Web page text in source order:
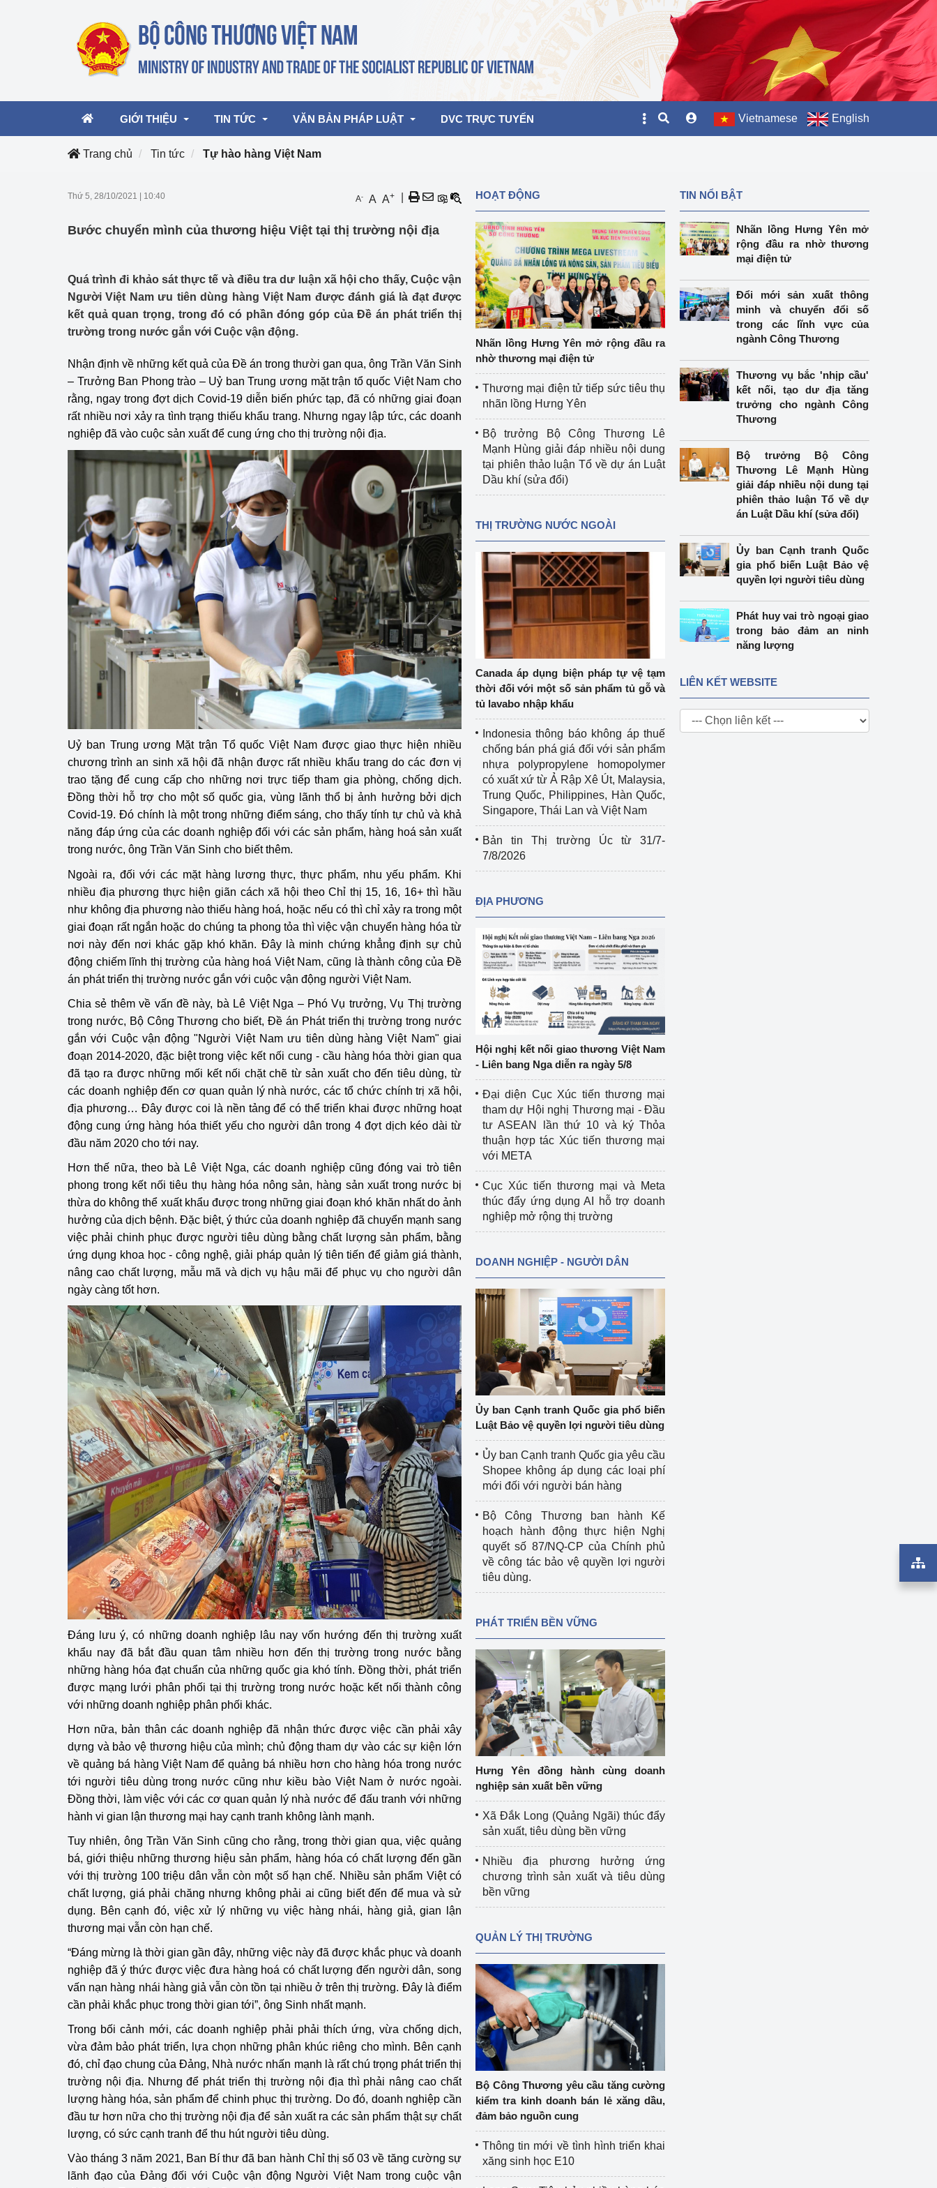
GIỚI THIỆU TIN TỨC
Hoạt động của Lãnh đạo Bộ
mại, Dịch vụ Việt Nam 2026
Hoạt động của Bộ trưởng
Công Thương - Công luận
Họp báo
Điểm báo
Lịch sử phát triển
Bản tin Thị trường Nông Lâm Thủy sản
Phát triển nguồn nhân lực
Phát triển bền vững
Tổ chức kiểm định
Tổ chức kiểm định kỹ thuật an toàn lao
động thuộc thẩm quyền quản lý của
Bộ Công Thương
Tổ chức được cấp GCN đăng ký, hoạt
động kiểm định thiết bị, dụng cụ điện
làm việc ở môi trường không có nguy
hiểm khí, bụi nổ
Cơ sở sản xuất, sửa chữa chai chứa
LPG
Tổ chức huấn luyện, bồi dưỡng
nghiệp vụ kiểm định kỹ thuật an toàn
lao động
Văn hóa ngành Công Thương
Tái cơ cấu ngành Công Thương
Quản lý thị trường
Sử dụng năng lượng tiết kiệm và
hiệu quả
Hiệu quả năng lượng
Khoa học, công nghệ và đổi mới sáng
tạo
Thông báo
Bảo vệ môi trường Video bảo vệ môi trường
Album ảnh bảo vệ môi trường
Văn bản về môi trường
Đọc báo giúp bạn
Bảo vệ nền tảng tư tưởng của Đảng
Doanh nghiệp - Người dân
Xúc tiến thương mại Khu vực miền Bắc
Khu vực miền Nam
Thị trường châu Á – châu Phi
Thị trường châu Âu – châu Mỹ
Thị trường trong nước
Ngành Công Thương đưa nghị quyết
Đại hội XIV của Đảng vào cuộc sống
Phát triển công nghiệpCông nghiệp nền tảng
Chính sách
Sản xuất công nghiệp
Phát triển năng lượng
VĂN BẢN PHÁP LUẬT DVC TRỰC TUYẾN Vietnamese English
Trang chủ Tin tức Tự hào hàng Việt Nam
Thứ 5, 28/10/2021 10:40 A- A A+
Bước chuyển mình của thương hiệu Việt tại thị trường nội địa
Quá trình đi khảo sát thực tế và điều tra dư luận xã hội cho thấy, Cuộc vận
Người Việt Nam ưu tiên dùng hàng Việt Nam được đánh giá là đạt được
kết quả quan trọng, trong đó có phần đóng góp của Đề án phát triển thị
trường trong nước gắn với Cuộc vận động.
Nhận định về những kết quả của Đề án trong thười gan qua, ông Trần Văn Sinh
– Trưởng Ban Phong trào – Uỷ ban Trung ương mặt trận tổ quốc Việt Nam cho
rằng, ngay trong đợt dịch Covid-19 diễn biến phức tạp, đã có những giai đoạn
rất nhiều nơi xảy ra tình trạng thiếu khẩu trang. Nhưng ngay lập tức, các doanh
nghiệp đã vào cuộc sản xuất để cung ứng cho thị trường nội địa.
Uỷ ban Trung ương Mặt trận Tổ quốc Việt Nam được giao thực hiện nhiều
chương trình an sinh xã hội đã nhận được rất nhiều khẩu trang do các đơn vị
trao tặng để cung cấp cho những nơi trực tiếp tham gia phòng, chống dịch.
Đồng thời hỗ trợ cho một số quốc gia, vùng lãnh thổ bị ảnh hưởng bởi dịch
Covid-19. Đó chính là một trong những điểm sáng, cho thấy tính tự chủ và khả
năng đáp ứng của các doanh nghiệp đối với các sản phẩm, hàng hoá sản xuất
trong nước, ông Trần Văn Sinh cho biết thêm.
Ngoài ra, đối với các mặt hàng lương thực, thực phẩm, nhu yếu phẩm. Khi
nhiều địa phương thực hiện giãn cách xã hội theo Chỉ thị 15, 16, 16+ thì hầu
như không địa phương nào thiếu hàng hoá, hoặc nếu có thì chỉ xảy ra trong một
giai đoạn rất ngắn hoặc do chúng ta phong tỏa thì việc vận chuyển hàng hóa từ
nơi này đến nơi khác gặp khó khăn. Đây là minh chứng khẳng định sự chủ
động chiếm lĩnh thị trường của hàng hoá Việt Nam, cũng là thành công của Đề
án phát triển thị trường nước gắn với cuộc vận động người Việt Nam.
Chia sẻ thêm về vấn đề này, bà Lê Việt Nga – Phó Vụ trưởng, Vụ Thị trường
trong nước, Bộ Công Thương cho biết, Đề án Phát triển thị trường trong nước
gắn với Cuộc vận động "Người Việt Nam ưu tiên dùng hàng Việt Nam" giai
đoạn 2014-2020, đặc biệt trong việc kết nối cung - cầu hàng hóa thời gian qua
đã tạo ra được những mối kết nối chặt chẽ từ sản xuất cho đến tiêu dùng, từ
các doanh nghiệp đến cơ quan quản lý nhà nước, các tổ chức chính trị xã hội,
địa phương… Đây được coi là nền tảng để có thể triển khai được những hoạt
động cung ứng hàng hóa thiết yếu cho người dân trong 4 đợt dịch kéo dài từ
đầu năm 2020 cho tới nay.
Hơn thế nữa, theo bà Lê Việt Nga, các doanh nghiệp cũng đóng vai trò tiên
phong trong kết nối tiêu thụ hàng hóa nông sản, hàng sản xuất trong nước bị
thừa do không thể xuất khẩu được trong những giai đoạn khó khăn nhất do ảnh
hưởng của dịch bệnh. Đặc biệt, ý thức của doanh nghiệp đã chuyển mạnh sang
việc phải chinh phục được người tiêu dùng bằng chất lượng sản phẩm, bằng
ứng dụng khoa học - công nghệ, giải pháp quản lý tiên tiến để giảm giá thành,
nâng cao chất lượng, mẫu mã và dịch vụ hậu mãi để phục vụ cho người dân
ngày càng tốt hơn.
Đáng lưu ý, có những doanh nghiệp lâu nay vốn hướng đến thị trường xuất
khẩu nay đã bắt đầu quan tâm nhiều hơn đến thị trường trong nước bằng
những hàng hóa đạt chuẩn của những quốc gia khó tính. Đồng thời, phát triển
được mạng lưới phân phối tại thị trường trong nước hoặc kết nối thành công
với những doanh nghiệp phân phối khác.
Hơn nữa, bản thân các doanh nghiệp đã nhận thức được việc cần phải xây
dựng và bảo vệ thương hiệu của mình; chủ động tham dự vào các sự kiện lớn
về quảng bá hàng Việt Nam để quảng bá nhiều hơn cho hàng hóa trong nước
tới người tiêu dùng trong nước cũng như kiều bào Việt Nam ở nước ngoài.
Đồng thời, làm việc với các cơ quan quản lý nhà nước để đấu tranh với những
hành vi gian lận thương mại hay cạnh tranh không lành mạnh.
Tuy nhiên, ông Trần Văn Sinh cũng cho rằng, trong thời gian qua, việc quảng
bá, giới thiệu những thương hiệu sản phẩm, hàng hóa có chất lượng đến gần
với thị trường 100 triệu dân vẫn còn một số hạn chế. Nhiều sản phẩm Việt có
chất lượng, giá phải chăng nhưng không phải ai cũng biết đến để mua và sử
dụng. Bên cạnh đó, việc xử lý những vụ việc hàng nhái, hàng giả, gian lận
thương mại vẫn còn hạn chế.
“Đáng mừng là thời gian gần đây, những việc này đã được khắc phục và doanh
nghiệp đã ý thức được việc đưa hàng hoá có chất lượng đến người dân, song
vấn nạn hàng nhái hàng giả vẫn còn tồn tại nhiều ở trên thị trường. Đây là điểm
cần phải khắc phục trong thời gian tới”, ông Sinh nhất mạnh.
Trong bối cảnh mới, các doanh nghiệp phải phải thích ứng, vừa chống dịch,
vừa đảm bảo phát triển, lựa chọn những phân khúc riêng cho mình. Bên cạnh
đó, chỉ đạo chung của Đảng, Nhà nước nhấn mạnh là rất chú trọng phát triển thị
trường nội địa. Nhưng để phát triển thị trường nội địa thì phải nâng cao chất
lượng hàng hóa, sản phẩm để chinh phục thị trường. Do đó, doanh nghiệp cần
đầu tư hơn nữa cho thị trường nội địa để sản xuất ra các sản phẩm thật sự chất
lượng, có sức cạnh tranh để thu hút người tiêu dùng.
Vào tháng 3 năm 2021, Ban Bí thư đã ban hành Chỉ thị số 03 về tăng cường sự
lãnh đạo của Đảng đối với Cuộc vận động Người Việt Nam trong cuộc vận
HOẠT ĐỘNG
Nhãn lồng Hưng Yên mở rộng đầu ra
nhờ thương mại điện tử
Thương mại điện tử tiếp sức tiêu thụ
nhãn lồng Hưng Yên
Bộ trưởng Bộ Công Thương Lê
Mạnh Hùng giải đáp nhiều nội dung
tại phiên thảo luận Tổ về dự án Luật
Dầu khí (sửa đổi)
THỊ TRƯỜNG NƯỚC NGOÀI
Canada áp dụng biện pháp tự vệ tạm
thời đối với một số sản phẩm tủ gỗ và
tủ lavabo nhập khẩu
Indonesia thông báo không áp thuế
chống bán phá giá đối với sản phẩm
nhựa polypropylene homopolymer
có xuất xứ từ Ả Rập Xê Út, Malaysia,
Trung Quốc, Philippines, Hàn Quốc,
Singapore, Thái Lan và Việt Nam
Bản tin Thị trường Úc từ 31/7-
7/8/2026
ĐỊA PHƯƠNG
Hội nghị kết nối giao thương Việt Nam
- Liên bang Nga diễn ra ngày 5/8
Đại diện Cục Xúc tiến thương mại
tham dự Hội nghị Thương mại - Đầu
tư ASEAN lần thứ 10 và ký Thỏa
thuận hợp tác Xúc tiến thương mại
với META
Cục Xúc tiến thương mại và Meta
thúc đẩy ứng dụng AI hỗ trợ doanh
nghiệp mở rộng thị trường
DOANH NGHIỆP - NGƯỜI DÂN
Ủy ban Cạnh tranh Quốc gia phổ biến
Luật Bảo vệ quyền lợi người tiêu dùng
Ủy ban Cạnh tranh Quốc gia yêu cầu
Shopee không áp dụng các loại phí
mới đối với người bán hàng
Bộ Công Thương ban hành Kế
hoạch hành động thực hiện Nghị
quyết số 87/NQ-CP của Chính phủ
về công tác bảo vệ quyền lợi người
tiêu dùng.
PHÁT TRIỂN BỀN VỮNG
Hưng Yên đồng hành cùng doanh
nghiệp sản xuất bền vững
Xã Đắk Long (Quảng Ngãi) thúc đẩy
sản xuất, tiêu dùng bền vững
Nhiều địa phương hưởng ứng
chương trình sản xuất và tiêu dùng
bền vững
QUẢN LÝ THỊ TRƯỜNG
Bộ Công Thương yêu cầu tăng cường
kiểm tra kinh doanh bán lẻ xăng dầu,
đảm bảo nguồn cung
Thông tin mới về tình hình triển khai
xăng sinh học E10
TIN NỔI BẬT
Nhãn lồng Hưng Yên mở
rộng đầu ra nhờ thương
mại điện tử
Đổi mới sản xuất thông
minh và chuyển đổi số
trong các lĩnh vực của
ngành Công Thương
Thương vụ bắc 'nhịp cầu'
kết nối, tạo dư địa tăng
trưởng cho ngành Công
Thương
Bộ trưởng Bộ Công
Thương Lê Mạnh Hùng
giải đáp nhiều nội dung tại
phiên thảo luận Tổ về dự
án Luật Dầu khí (sửa đổi)
Ủy ban Cạnh tranh Quốc
gia phổ biến Luật Bảo vệ
quyền lợi người tiêu dùng
Phát huy vai trò ngoại giao
trong bảo đảm an ninh
năng lượng
LIÊN KẾT WEBSITE